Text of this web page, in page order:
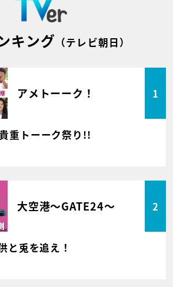
キング （テレビ朝日）
アメトーーク！ 1
重トーーク祭り!!
大空港～GATE24～ 2
と兎を追え！